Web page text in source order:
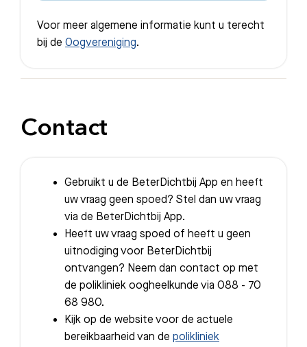
Voor meer algemene informatie kunt u terecht
bij de Oogvereniging.
Contact
Gebruikt u de BeterDichtbij App en heeft
uw vraag geen spoed? Stel dan uw vraag
via de BeterDichtbij App.
Heeft uw vraag spoed of heeft u geen
uitnodiging voor BeterDichtbij
ontvangen? Neem dan contact op met
de polikliniek oogheelkunde via 088 - 70
68 980.
Kijk op de website voor de actuele
bereikbaarheid van de polikliniek